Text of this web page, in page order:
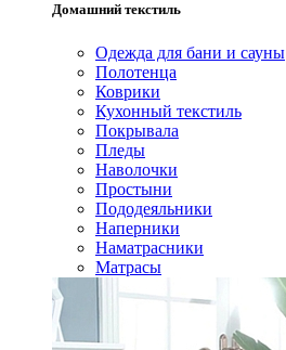
Домашний текстиль
Одежда для бани и сауны
Полотенца
Коврики
Кухонный текстиль
Покрывала
Пледы
Наволочки
Простыни
Пододеяльники
Наперники
Наматрасники
Матрасы